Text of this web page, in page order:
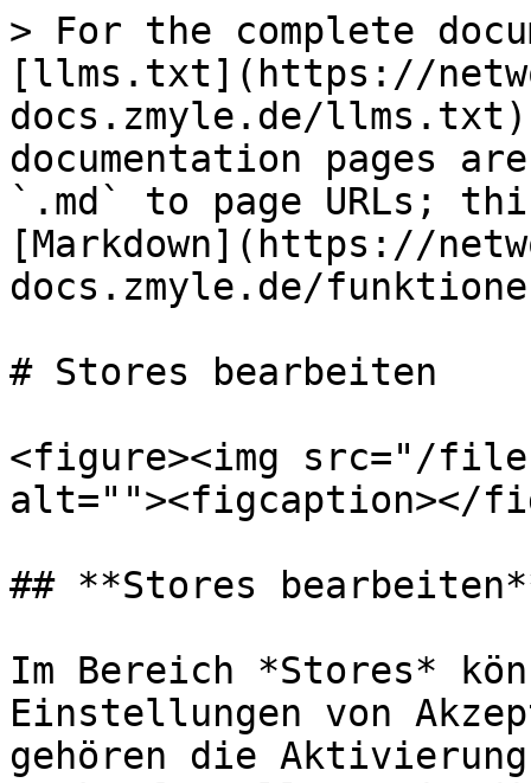
> For the complete
[llms.txt](https://
docs.zmyle.de/
documentation pages
`.md` to page URLs;
[Markdown](https://
docs.zmyle.de/
# Stores bearbeiten
<figure><img src="/files/
alt=""><figcaption></
## **Stores
Im Bereich *Stores*
Einstellungen von
gehören die